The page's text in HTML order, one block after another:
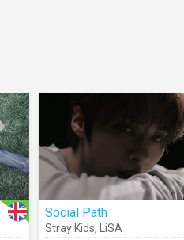
Social Path
Stray Kids, LiSA